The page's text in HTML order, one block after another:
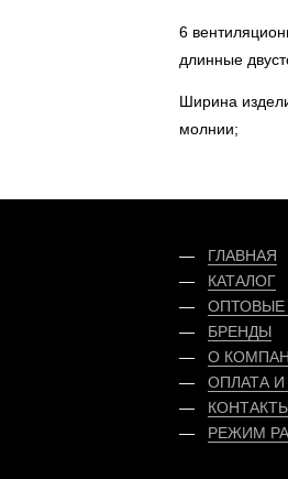
6
длинные
Ширина
молнии;
ГЛАВНАЯ
КАТАЛОГ
БРЕНДЫ
О
ОПЛАТАИ
РЕЖИМ